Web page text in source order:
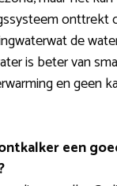
onttrekt
de
is beter van
en geen
een